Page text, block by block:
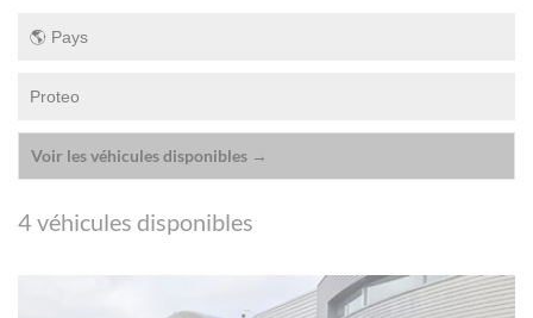
Voir les véhicules disponibles →
4 véhicules disponibles